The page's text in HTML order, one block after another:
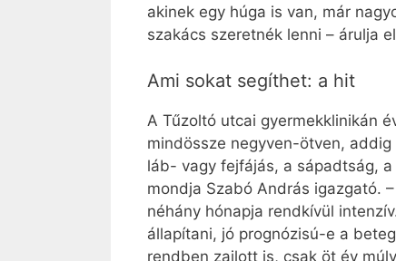
akinek egy húga is van, már
szakács szeretnék lenni – árulja
Ami sokat segíthet: a hit
A Tűzoltó utcai gyermekklinikán
mindössze negyven-ötven,
láb- vagy fejfájás, a sápadtság,
mondja Szabó András igazgató.
néhány hónapja rendkívül
állapítani, jó prognózisú-e a
rendben zajlott is, csak öt év